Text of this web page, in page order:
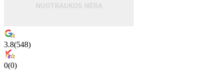
3.8(548)
0(0)